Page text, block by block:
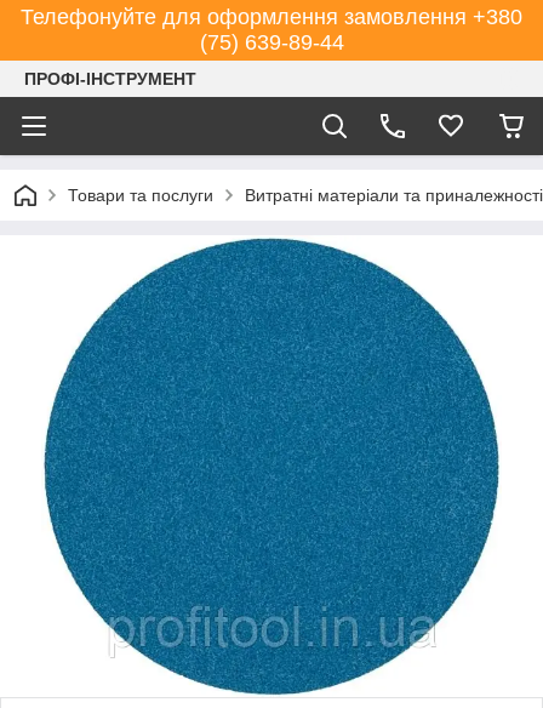
Телефонуйте для оформлення замовлення +380
(75) 639-89-44
ПРОФІ-ІНСТРУМЕНТ
Товари та послуги Витратні матеріали та